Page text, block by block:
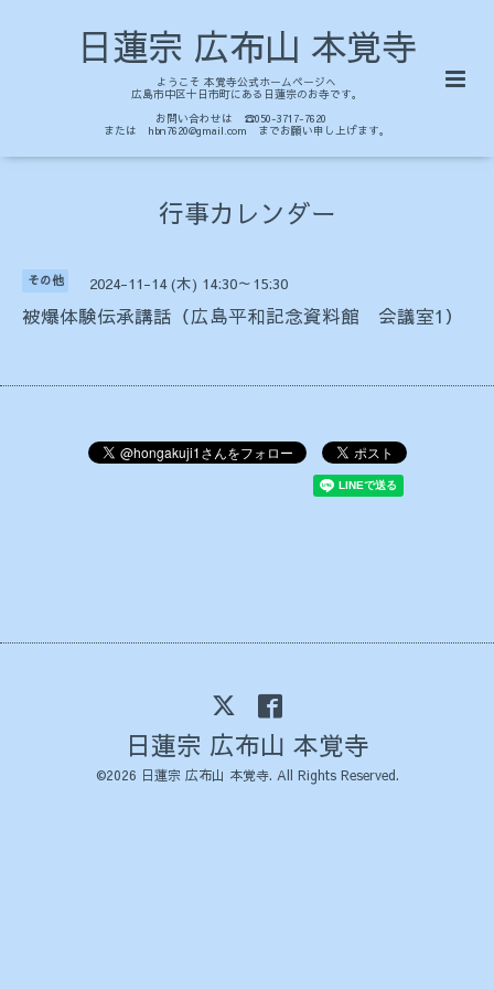
日蓮宗 広布山 本覚寺
ようこそ 本覚寺公式ホームページへ
広島市中区十日市町にある日蓮宗のお寺です。
お問い合わせは ☎050-3717-7620
または hbn7620@gmail.com までお願い申し上げます。
行事カレンダー
その他 2024-11-14 (木) 14:30～15:30
被爆体験伝承講話（広島平和記念資料館 会議室1）
日蓮宗 広布山 本覚寺
©2026 日蓮宗 広布山 本覚寺. All Rights Reserved.